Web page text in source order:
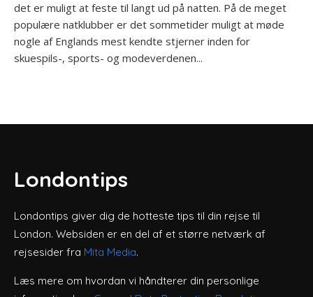
det er muligt at feste til langt ud på natten. På de meget
populære natklubber er det sommetider muligt at møde
nogle af Englands mest kendte stjerner inden for
skuespils-, sports- og modeverdenen...
Londontips
Londontips giver dig de hotteste tips til din rejse til
London. Websiden er en del af et større netværk af
rejsesider fra Mita Media.
Læs mere om hvordan vi håndterer din personlige